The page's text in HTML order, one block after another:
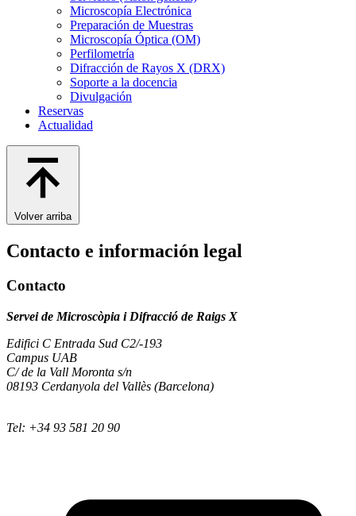
Microscopía Electrónica
Preparación de Muestras
Microscopía Óptica (OM)
Perfilometría
Difracción de Rayos X (DRX)
Soporte a la docencia
Divulgación
Reservas
Actualidad
Volver arriba
Contacto e información legal
Contacto
Servei de Microscòpia i Difracció de Raigs X
Edifici C Entrada Sud C2/-193
Campus UAB
C/ de la Vall Moronta s/n
08193 Cerdanyola del Vallès (Barcelona)
Tel: +34 93 581 20 90